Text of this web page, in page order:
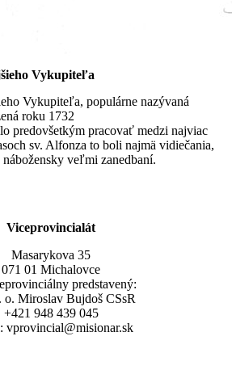
Vykupiteľa
Vykupiteľa, populárne nazývaná
roku 1732
predovšetkým pracovať medzi najviac
sv. Alfonza to boli najmä vidiečania,
veľmi zanedbaní.
Viceprovincialát
Masarykova 35
071 01 Michalovce
predstavený:
Miroslav Bujdoš CSsR
+421 948 439 045
vprovincial@misionar.sk